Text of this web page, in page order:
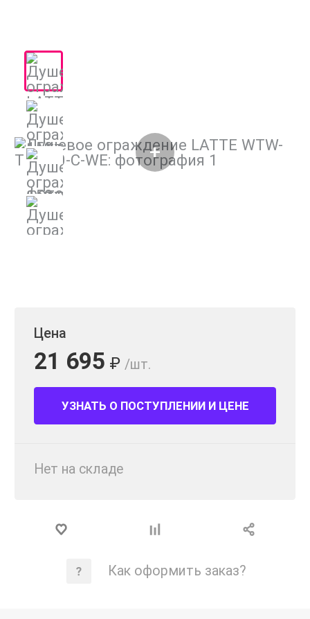
Цена
21 695 ₽ /шт.
УЗНАТЬ О ПОСТУПЛЕНИИ И ЦЕНЕ
Нет на складе
Как оформить заказ?